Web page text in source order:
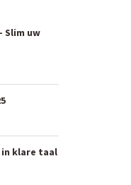
Slim uw
klare taal